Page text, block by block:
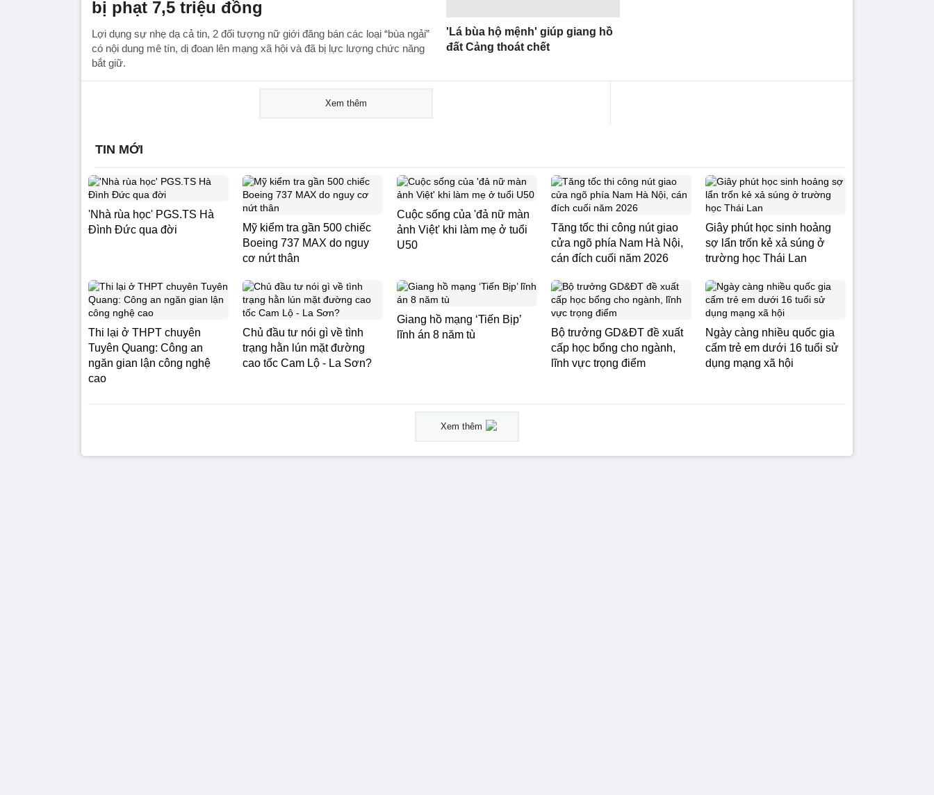
bị phạt 7,5 triệu đồng
Lợi dụng sự nhẹ dạ cả tin, 2 đối tượng nữ giới đăng bán các loại “bùa ngải”
có nội dung mê tín, dị đoan lên mạng xã hội và đã bị lực lượng chức năng
bắt giữ.
'Lá bùa hộ mệnh' giúp giang hồ
đất Cảng thoát chết
Xem thêm
TIN MỚI
'Nhà rùa học' PGS.TS Hà
Đình Đức qua đời
Mỹ kiểm tra gần 500 chiếc
Boeing 737 MAX do nguy
cơ nứt thân
Cuộc sống của 'đả nữ màn
ảnh Việt' khi làm mẹ ở tuổi
U50
Tăng tốc thi công nút giao
cửa ngõ phía Nam Hà Nội,
cán đích cuối năm 2026
Giây phút học sinh hoảng
sợ lẩn trốn kẻ xả súng ở
trường học Thái Lan
Thi lại ở THPT chuyên
Tuyên Quang: Công an
ngăn gian lận công nghệ
cao
Chủ đầu tư nói gì về tình
trạng hằn lún mặt đường
cao tốc Cam Lộ - La Sơn?
Giang hồ mạng ‘Tiến Bịp’
lĩnh án 8 năm tù
Bộ trưởng GD&ĐT đề xuất
cấp học bổng cho ngành,
lĩnh vực trọng điểm
Ngày càng nhiều quốc gia
cấm trẻ em dưới 16 tuổi sử
dụng mạng xã hội
Xem thêm